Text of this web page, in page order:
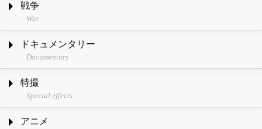
戦争
War
ドキュメンタリー
Documentary
特撮
Special effects
アニメ